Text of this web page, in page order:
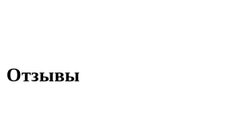
Отзывы